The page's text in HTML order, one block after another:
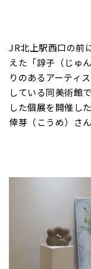
JR北上駅西口の前
えた「諄子（じゅ
りのあるアーティ
している同美術館
した個展を開催し
倖芽（こうめ）さん